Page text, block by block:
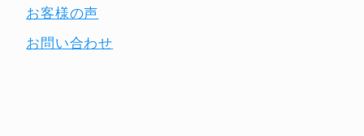
お客様の声
お問い合わせ